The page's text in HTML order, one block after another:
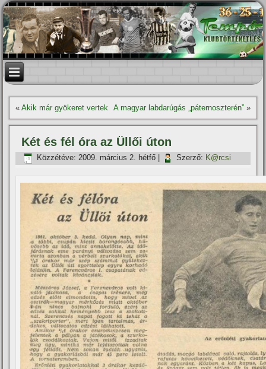
«Akik már gyökeret vertek A magyar labdarúgás „páternoszterén”»
Két és fél óra az Üllői úton
Közzétéve: 2009. március 2. hétfő Szerző: K@rcsi